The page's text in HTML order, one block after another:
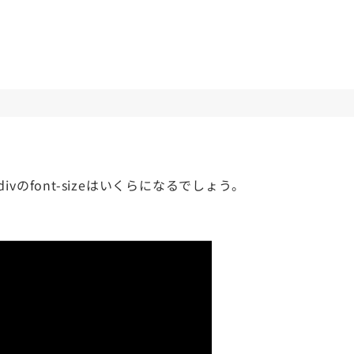
のfont-sizeはいくらになるでしょう。